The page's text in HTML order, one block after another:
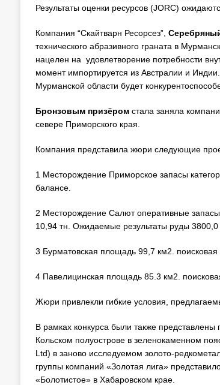
Результаты оценки ресурсов (JORC)
Компания “Скайтварн Ресорсез”,
технического абразивного граната в
нацелен на удовлетворение потребности
момент импортируется из Австралии и
Мурманской области будет
Бронзовым призёром стала заняла
севере Приморского края.
Компания представила жюри следующие
1 Месторождение Приморское запасы
балансе.
2 Месторождение Салют оперативные
10,94 тн. Ожидаемые результаты руды 3800,0
3 Бурматовская площадь 99,7 км2. поисковая
4 Павелицинская площадь 85.3 км2.
Жюри привлекли гибкие условия,
В рамках конкурса были также
Кольском полуострове в зеленокаменном
Ltd) в заново исследуемом золото-
группы компаний «Золотая лига»
«Болотистое» в Хабаровском крае.